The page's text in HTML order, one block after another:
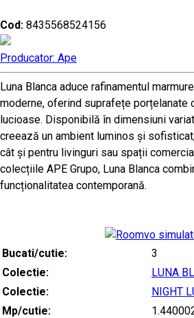
Cod: 8435568524156
Producator: Ape
Luna Blanca aduce rafinamentul
moderne, oferind suprafețe porțelanate
lucioase. Disponibilă în dimensiuni
creează un ambient luminos și
cât și pentru livinguri sau spații
colecțiile APE Grupo, Luna Blanca
funcționalitatea contemporană. ​
Bucati/cutie:
3
Colectie:
LUNA
Colectie:
NIGHT
Mp/cutie: